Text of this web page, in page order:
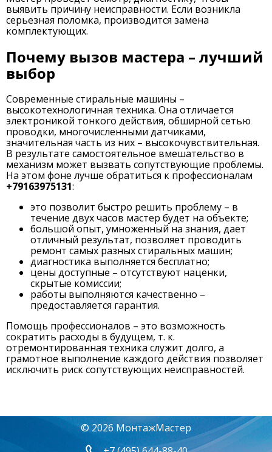
выявить причину неисправности. Если возникла
серьезная поломка, производится замена
комплектующих.
Почему вызов мастера – лучший
выбор
Современные стиральные машины –
высокотехнологичная техника. Она отличается
электроникой тонкого действия, обширной сетью
проводки, многочисленными датчиками,
значительная часть из них – высокочувствительная.
В результате самостоятельное вмешательство в
механизм может вызвать сопутствующие проблемы.
На этом фоне лучше обратиться к профессионалам
+79163975131:
это позволит быстро решить проблему – в
течение двух часов мастер будет на объекте;
большой опыт, умноженный на знания, дает
отличный результат, позволяет проводить
ремонт самых разных стиральных машин;
диагностика выполняется бесплатно;
цены доступные – отсутствуют наценки,
скрытые комиссии;
работы выполняются качественно –
предоставляется гарантия.
Помощь профессионалов – это возможность
сократить расходы в будущем, т. к.
отремонтированная техника служит долго, а
грамотное выполнение каждого действия позволяет
исключить риск сопутствующих неисправностей.
© 2026 МонтажМастер